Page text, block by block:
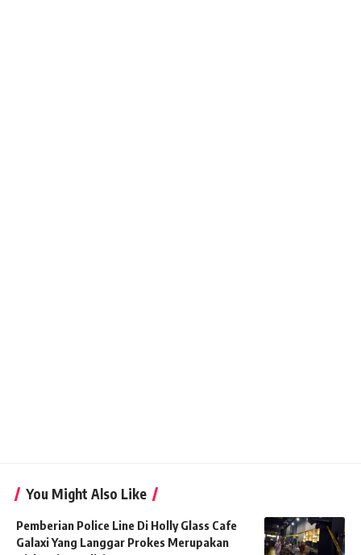
You Might Also Like
Pemberian Police Line Di Holly Glass Cafe
Galaxi Yang Langgar Prokes Merupakan